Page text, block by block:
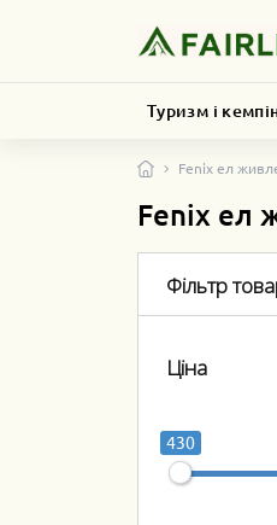
Туризм і
Fenix ел
Fenix ел
Фільтр
Ціна
430